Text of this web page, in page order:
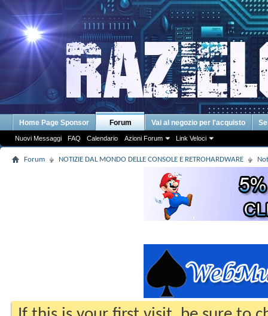
Home Page Sponsor Forum
Nuovi Messaggi FAQ Calendario Azioni Forum Link Veloci
Vai al negozio per l'acquisto
Forum NOTIZIE DAL MONDO DELLE CONSOLE E RETROHARDWARE